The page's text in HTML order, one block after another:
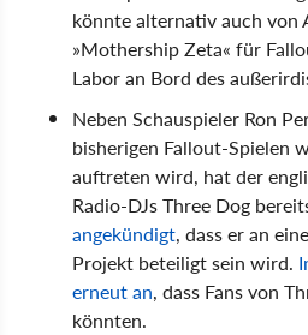
könnte alternativ auch von
»Mothership Zeta« für
Labor an Bord des
Neben Schauspieler Ron
bisherigen Fallout-Spielen
auftreten wird, hat der
Radio-DJs Three Dog
angekündigt, dass er an
Projekt beteiligt sein wird.
erneut an, dass Fans von
könnten.